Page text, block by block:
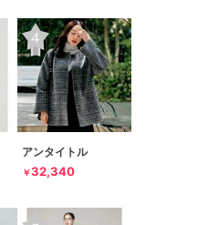
アンタイトル
￥32,340